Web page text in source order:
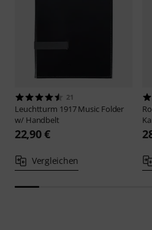
21
Leuchtturm 1917Music Folder
w/ Handbelt
22,90 €
Vergleichen